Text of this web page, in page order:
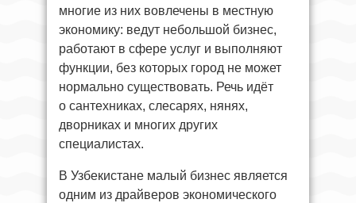
многие из них вовлечены в местную
экономику: ведут небольшой бизнес,
работают в сфере услуг и выполняют
функции, без которых город не может
нормально существовать. Речь идёт
о сантехниках, слесарях, нянях,
дворниках и многих других
специалистах.
В Узбекистане малый бизнес является
одним из драйверов экономического